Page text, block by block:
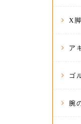
X
ア
ゴ
腕